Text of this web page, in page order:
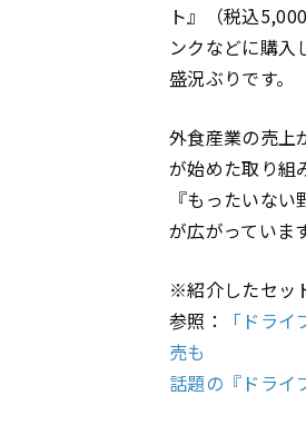
ト』（税込
ンクなどに購入
盛況ぶりです。
外食産業の売上
が始めた取り組
『もったいな
が広がっていま
※紹介したセッ
参照：
「ドラ
売も
話題の『ドライ